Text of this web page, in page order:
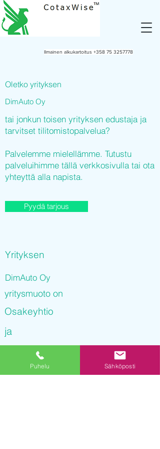
Ilmainen alkukartoitus +358 75 3257778
Oletko yrityksen
DimAuto Oy
tai jonkun toisen yrityksen edustaja ja
tarvitset tilitomistopalvelua?
Palvelemme mielellämme. Tutustu
palveluihimme tällä verkkosivulla tai ota
yhteyttä alla napista.
Pyydä tarjous
Yrityksen
DimAuto Oy
yritysmuoto on
Osakeyhtio
ja
DimAuto Oy
on rekisteröity kaupparekisteriin
Puhelu Sähköposti